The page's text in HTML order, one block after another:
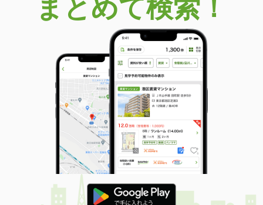
価 格
10万円
山梨県甲府市下石田２丁目
81.35m²
間取り
4LDK
山梨県甲府市丸の内２丁目
価 格
9万円
住 所
山梨県甲府市丸の内２丁目
専有面積 42.79m²
間取り
1LDK
山梨県甲府市大里町
価 格
12.20万円
まとめて検索！